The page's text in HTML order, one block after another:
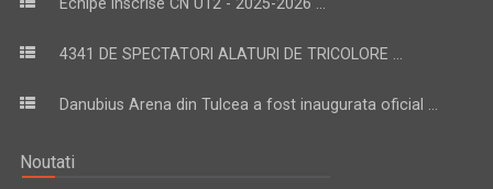
4341 DE SPECTATORI ALATURI DE TRICOLORE ...
Danubius Arena din Tulcea a fost inaugurata oficial ...
Noutati